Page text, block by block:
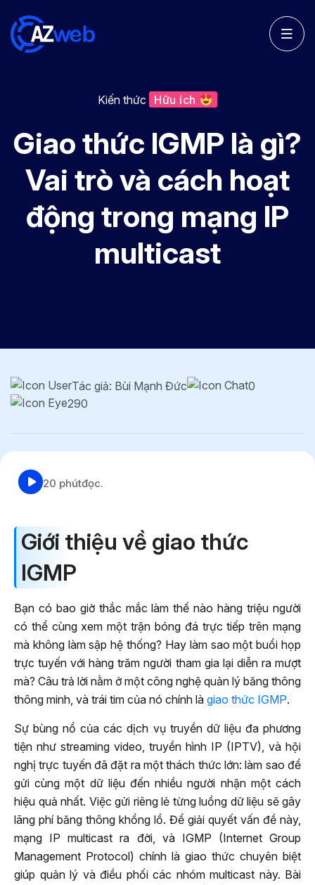
Kiến thức Hữu ích
Giao thức IGMP là gì?
Vai trò và cách hoạt
động trong mạng IP
multicast
Tác giả: Bùi Mạnh Đức
0
290
20 phútđọc.
Giới thiệu về giao thức
IGMP
Bạn có bao giờ thắc mắc làm thế nào hàng triệu người
có thể cùng xem một trận bóng đá trực tiếp trên mạng
mà không làm sập hệ thống? Hay làm sao một buổi họp
trực tuyến với hàng trăm người tham gia lại diễn ra mượt
mà? Câu trả lời nằm ở một công nghệ quản lý băng thông
thông minh, và trái tim của nó chính là giao thức IGMP.
Sự bùng nổ của các dịch vụ truyền dữ liệu đa phương
tiện như streaming video, truyền hình IP (IPTV), và hội
nghị trực tuyến đã đặt ra một thách thức lớn: làm sao để
gửi cùng một dữ liệu đến nhiều người nhận một cách
hiệu quả nhất. Việc gửi riêng lẻ từng luồng dữ liệu sẽ gây
lãng phí băng thông khổng lồ. Để giải quyết vấn đề này,
mạng IP multicast ra đời, và IGMP (Internet Group
Management Protocol) chính là giao thức chuyên biệt
giúp quản lý và điều phối các nhóm multicast này. Bài